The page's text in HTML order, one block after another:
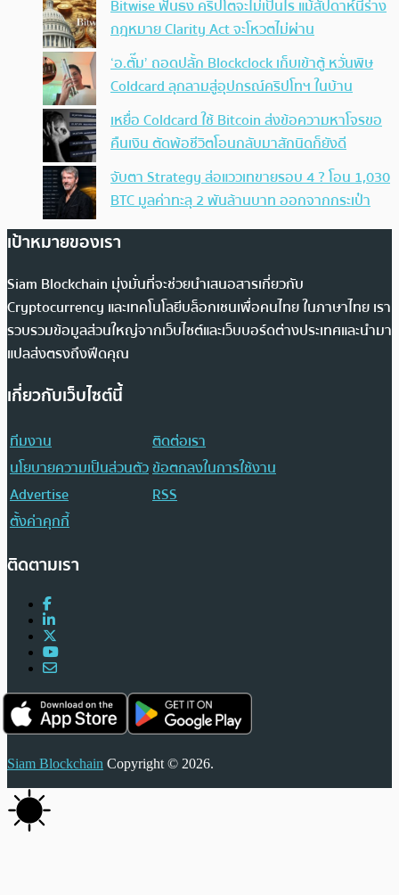
Bitwise ฟันธง คริปโตจะไม่เป็นไร แม้สัปดาห์นี้ร่าง
กฎหมาย Clarity Act จะโหวตไม่ผ่าน
‘อ.ตั๊ม’ ถอดปลั้ก Blockclock เก็บเข้าตู้ หวั่นพิษ
Coldcard ลุกลามสู่อุปกรณ์คริปโทฯ ในบ้าน
เหยื่อ Coldcard ใช้ Bitcoin ส่งข้อความหาโจรขอ
คืนเงิน ตัดพ้อชีวิตโอนกลับมาสักนิดก็ยังดี
จับตา Strategy ส่อแววเทขายรอบ 4 ? โอน 1,030
BTC มูลค่าทะลุ 2 พันล้านบาท ออกจากกระเป๋า
เป้าหมายของเรา
Siam Blockchain มุ่งมั่นที่จะช่วยนำเสนอสารเกี่ยวกับ
Cryptocurrency และเทคโนโลยีบล็อกเชนเพื่อคนไทย ในภาษาไทย เรา
รวบรวมข้อมูลส่วนใหญ่จากเว็บไซต์และเว็บบอร์ดต่างประเทศและนำมา
แปลส่งตรงถึงฟีดคุณ
เกี่ยวกับเว็บไซต์นี้
ทีมงาน
ติดต่อเรา
นโยบายความเป็นส่วนตัวข้อตกลงในการใช้งาน
Advertise
RSS
ตั้งค่าคุกกี้
ติดตามเรา
Siam Blockchain Copyright © 2026.